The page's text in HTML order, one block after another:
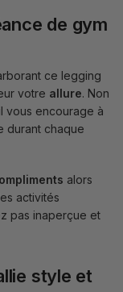
de gym
ce legging
votre allure. Non
vous encourage à
durant chaque
alors
activités
pas inaperçue et
style et